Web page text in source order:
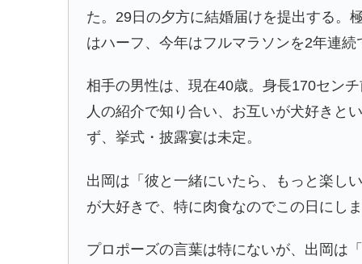
た。29日の夕方に結婚届けを提出する。
はハーフ、今年はフルマラソンを2年連
相手の男性は、現在40歳。身長170セン
人の紹介で知り合い、お互いが犬好きと
ず、挙式・披露宴は未定。
出岡は「彼と一緒にいたら、もっと楽し
が大好きで、特に肉食なのでこの日にし
プロポーズの言葉は特にないが、出岡は